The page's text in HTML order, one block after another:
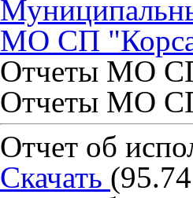
МО СП
Отчеты МО
Отчеты МО
Отчет об
Скачать